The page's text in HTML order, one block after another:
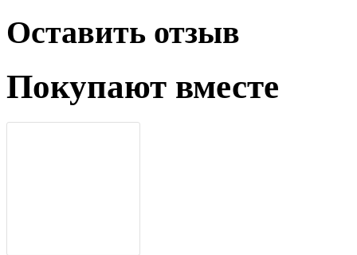
Оставить отзыв
Покупают вместе